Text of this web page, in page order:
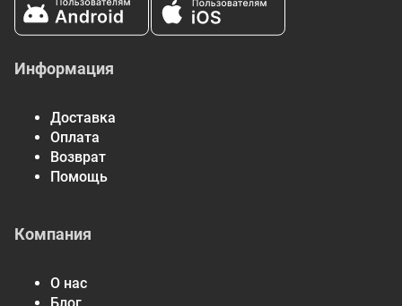
Информация
Доставка
Оплата
Возврат
Помощь
Компания
О нас